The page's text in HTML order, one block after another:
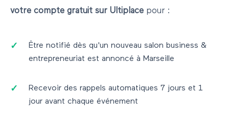
votre compte gratuit sur Ultiplace pour :
Être notifié dès qu'un nouveau salon business &
entrepreneuriat est annoncé à Marseille
Recevoir des rappels automatiques 7 jours et 1
jour avant chaque événement